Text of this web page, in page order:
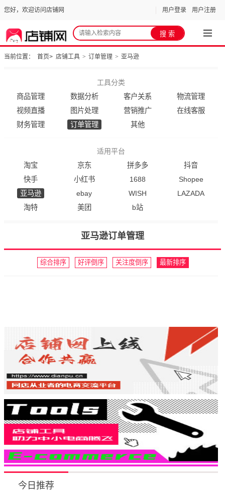
您好，欢迎访问店铺网 用户登录 用户注册
当前位置： 首页> 店铺工具 > 订单管理 > 亚马逊
工具分类
商品管理
数据分析 客户关系
物流管理
视频直播
图片处理 营销推广
在线客服
财务管理
订单管理 其他
适用平台
淘宝
京东 拼多多
抖音
快手
小红书 1688
Shopee
亚马逊
ebay WISH
LAZADA
淘特
美团 b站
亚马逊订单管理
综合排序 好评倒序 关注度倒序 最新排序
今日推荐